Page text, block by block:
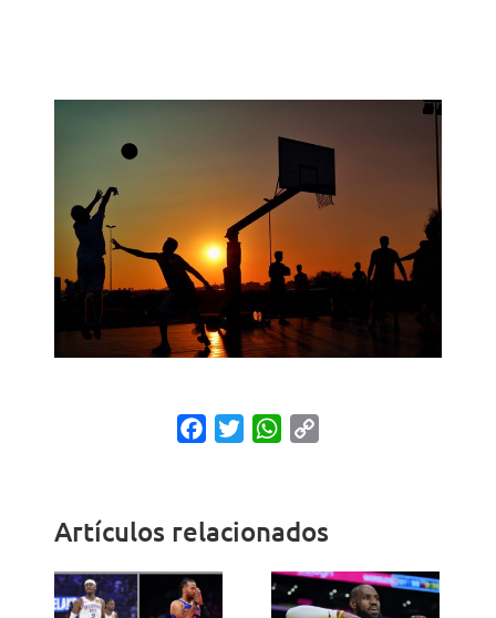
FacebookTwitterWhatsApp
Artículos relacionados